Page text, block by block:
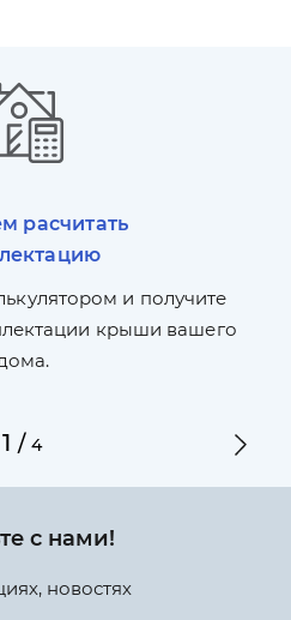
расчитать
и получите
крыши вашего
1 /4
с нами!
новостях